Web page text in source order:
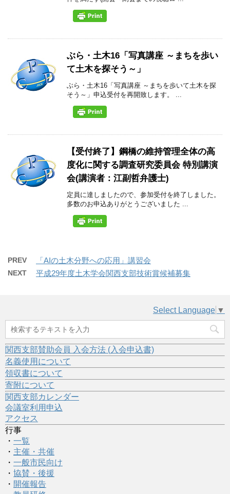
ぶら・土木16「写真講座 ～まちを歩い
て土木を探そう～」
ぶら・土木16「写真講座 ～まちを歩いて土木を探
そう～」申込受付を再開致します。 ...
【受付終了】鋼橋の維持管理全体の高
度化に関する調査研究委員会 特別講演
会(講演者：江副哲弁護士)
定員に達しましたので、参加受付を終了しました。
多数のお申込ありがとうございました ...
PREV 「AIの土木分野への応用」講習会
NEXT 平成29年度土木学会関西支部技術賞候補募集
Select Language ▼
関西支部賛助会員 入会方法 (入会申込書)
名義使用について
領収書について
寄附について
関西支部カレンダー
会議室利用申込
アクセス
行事
・ 一覧
・ 主催・共催
・ 一般市民向け
・ 協賛・後援
・ 開催報告